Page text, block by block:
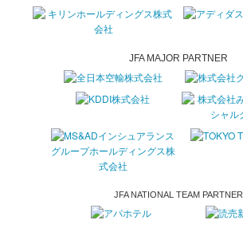
JFA MAJOR PARTNER
JFA NATIONAL TEAM PARTNER